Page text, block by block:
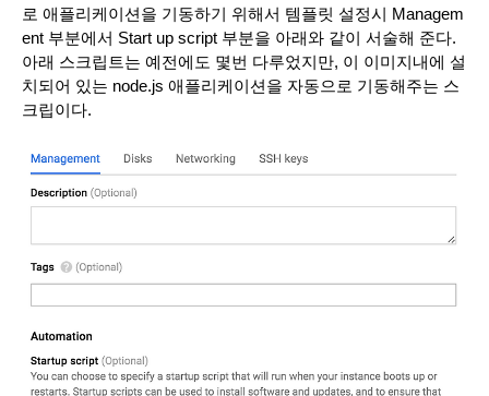
로 애플리케이션을 기동하기 위해서 템플릿 설정시 Managem
ent 부분에서 Start up script 부분을 아래와 같이 서술해 준다.
아래 스크립트는 예전에도 몇번 다루었지만, 이 이미지내에 설
치되어 있는 node.js 애플리케이션을 자동으로 기동해주는 스
크립이다.